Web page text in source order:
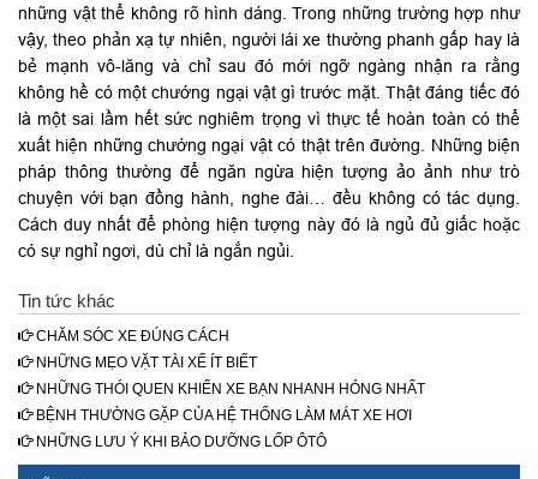
những vật thể không rõ hình dáng. Trong những trường hợp như
vậy, theo phản xạ tự nhiên, người lái xe thường phanh gấp hay là
bẻ mạnh vô-lăng và chỉ sau đó mới ngỡ ngàng nhận ra rằng
không hề có một chướng ngại vật gì trước mặt. Thật đáng tiếc đó
là một sai lầm hết sức nghiêm trọng vì thực tế hoàn toàn có thể
xuất hiện những chướng ngại vật có thật trên đường. Những biện
pháp thông thường để ngăn ngừa hiện tượng ảo ảnh như trò
chuyện với bạn đồng hành, nghe đài… đều không có tác dụng.
Cách duy nhất để phòng hiện tượng này đó là ngủ đủ giấc hoặc
có sự nghỉ ngơi, dù chỉ là ngắn ngủi.
Tin tức khác
CHĂM SÓC XE ĐÚNG CÁCH
NHỮNG MẸO VẶT TÀI XẾ ÍT BIẾT
NHỮNG THÓI QUEN KHIẾN XE BẠN NHANH HỎNG NHẤT
BỆNH THƯỜNG GẶP CỦA HỆ THỐNG LÀM MÁT XE HƠI
NHỮNG LƯU Ý KHI BẢO DƯỠNG LỐP ÔTÔ